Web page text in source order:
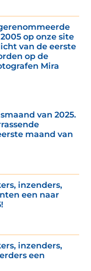
op onze site
van de eerste
op de
Mira
van 2025.
maand van
inzenders,
een naar
inzenders,
een